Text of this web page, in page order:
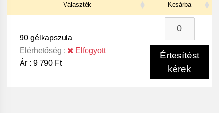
Választék Kosárba
90 gélkapszula
Elérhetőség :
Elfogyott
Ár : 9 790 Ft
Értesítést
kérek